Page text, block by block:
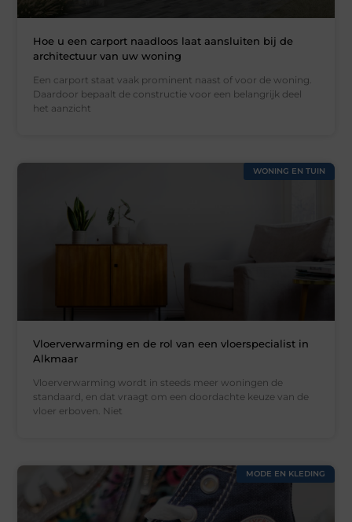
Hoe u een carport naadloos laat aansluiten bij de
architectuur van uw woning
Een carport staat vaak prominent naast of voor de woning.
Daardoor bepaalt de constructie voor een belangrijk deel
het aanzicht
WONING EN TUIN
Vloerverwarming en de rol van een vloerspecialist in
Alkmaar
Vloerverwarming wordt in steeds meer woningen de
standaard, en dat vraagt om een doordachte keuze van de
vloer erboven. Niet
MODE EN KLEDING